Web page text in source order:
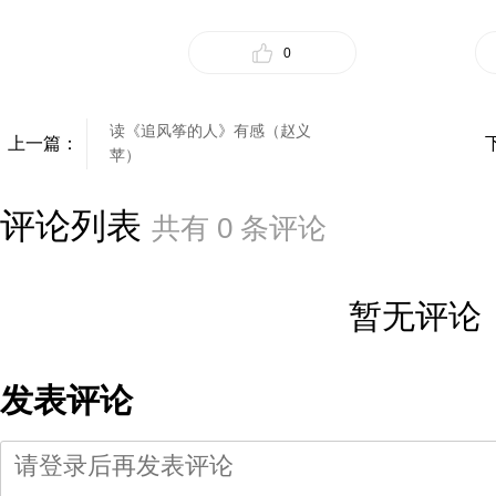
0
上一篇：
​读《追风筝的人》有感（赵义
苹）
评论列表 共有 0 条评论
暂无评论
发表评论